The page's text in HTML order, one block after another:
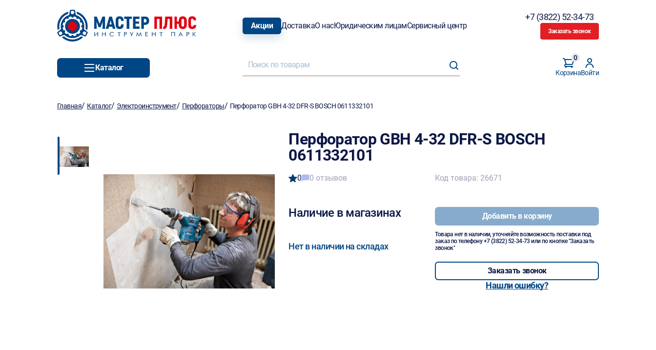
Акции ДоставкаО насЮридическим лицамСервисный центр
+7 (3822) 52-34-73
Заказать звонок
Каталог
Корзина
0
Войти
Главная/ Каталог/ Электроинструмент/ Перфораторы/ Перфоратор GBH 4-32 DFR-S BOSCH 0611332101
Перфоратор GBH 4-32 DFR-S BOSCH
0611332101
0 0 отзывов
Наличие в магазинах
Нет в наличии на складах
Код товара: 26671
Добавить в корзину
Товара нет в наличии, уточняйте возможность поставки под
заказ по телефону+7 (3822) 52-34-73 или по кнопке "Заказать
звонок"
Заказать звонок
Нашли ошибку?